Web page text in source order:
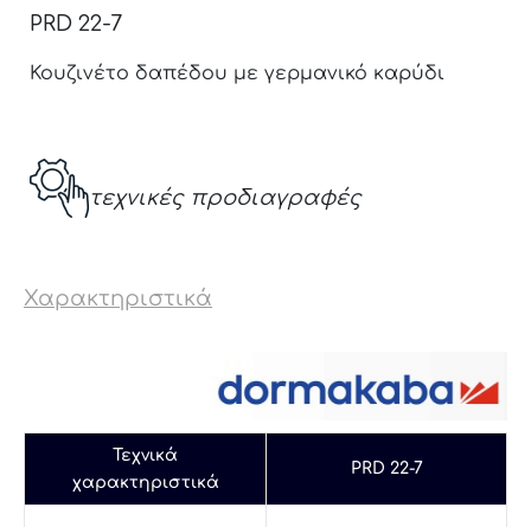
PRD 22-7
Κουζινέτο δαπέδου με γερμανικό καρύδι
τεχνικές προδιαγραφές
Χαρακτηριστικά
Τεχνικά
χαρακτηριστικά
PRD 22-7